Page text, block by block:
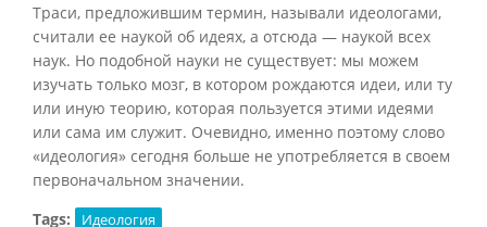
Траси, предложившим термин, называли идеологами,
считали ее наукой об идеях, а отсюда — наукой всех
наук. Но подобной науки не существует: мы можем
изучать только мозг, в котором рождаются идеи, или ту
или иную теорию, которая пользуется этими идеями
или сама им служит. Очевидно, именно поэтому слово
«идеология» сегодня больше не употребляется в своем
первоначальном значении.
Tags:
Идеология